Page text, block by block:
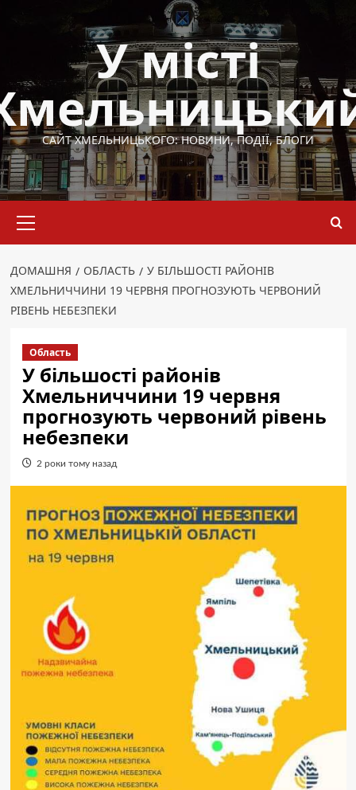
У місті
САЙТ ХМЕЛЬНИЦЬКОГО: НОВИНИ, ПОДІЇ, БЛОГИ
меню
ДОМАШНЯ ОБЛАСТЬ
У БІЛЬШОСТІ РАЙОНІВ
ХМЕЛЬНИЧЧИНИ 19 ЧЕРВНЯ ПРОГНОЗУЮТЬ ЧЕРВОНИЙ
РІВЕНЬ НЕБЕЗПЕКИ
Область
У більшості районів
Хмельниччини 19 червня
прогнозують червоний рівень
небезпеки
2 роки тому назад